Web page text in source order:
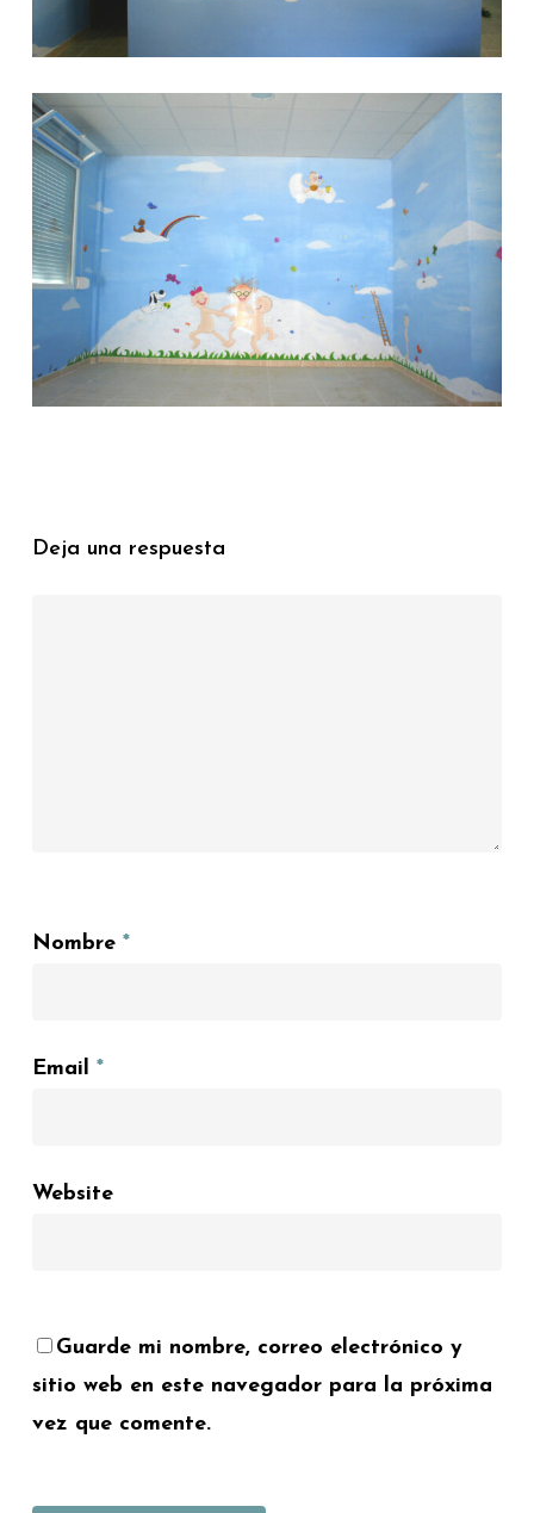
Deja una respuesta
Nombre *
Email *
Website
Guarde mi nombre, correo electrónico y
sitio web en este navegador para la próxima
vez que comente.